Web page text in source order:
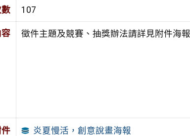
107
徵件主題及競賽、抽獎辦法請詳見附件海
炎夏慢活，創意說畫海報